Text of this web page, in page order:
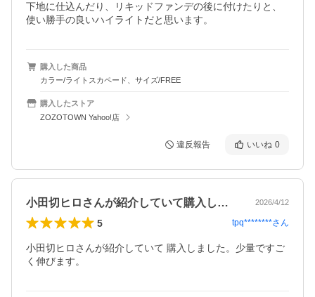
下地に仕込んだり、リキッドファンデの後に付けたりと、
使い勝手の良いハイライトだと思います。
購入した商品
カラー/ライトスカペード、サイズ/FREE
購入したストア
ZOZOTOWN Yahoo!店
違反報告 いいね 0
小田切ヒロさんが紹介していて購入しまし… 2026/4/12
5 tpq********さん
小田切ヒロさんが紹介していて 購入しました。少量ですご
く伸びます。